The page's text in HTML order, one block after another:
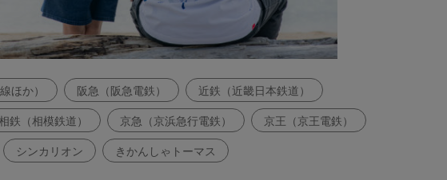
ほか） 阪急（阪急電鉄） 近鉄（近畿日本鉄道）
鉄（相模鉄道） 京急（京浜急行電鉄） 京王（京王電鉄）
シンカリオン きかんしゃトーマス